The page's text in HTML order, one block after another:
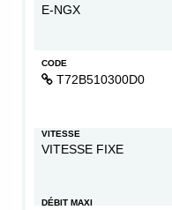
E-NGX
CODE
T72B510300D0
VITESSE
VITESSE FIXE
DÉBIT MAXI